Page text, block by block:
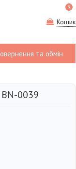
Кошик
та обмін
0039